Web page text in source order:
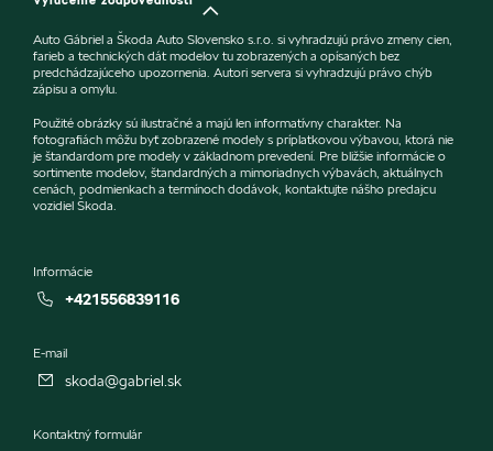
Auto Gábriel a Škoda Auto Slovensko s.r.o. si vyhradzujú právo zmeny cien,
farieb a technických dát modelov tu zobrazených a opísaných bez
predchádzajúceho upozornenia. Autori servera si vyhradzujú právo chýb
zápisu a omylu.
Použité obrázky sú ilustračné a majú len informatívny charakter. Na
fotografiách môžu byť zobrazené modely s príplatkovou výbavou, ktorá nie
je štandardom pre modely v základnom prevedení. Pre bližšie informácie o
sortimente modelov, štandardných a mimoriadnych výbavách, aktuálnych
cenách, podmienkach a termínoch dodávok, kontaktujte nášho predajcu
vozidiel Škoda.
Informácie
+421556839116
E-mail
skoda@gabriel.sk
Kontaktný formulár